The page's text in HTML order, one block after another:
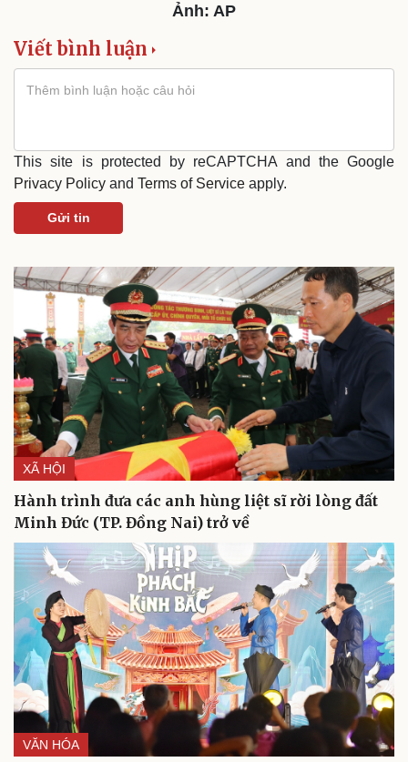
Sân khấu - Điện ảnh
Văn học
Âm nhạc
Di sản
Nghệ sĩ
Thời trang
Sao Việt
Du lịch
Tư vấn
Podcast
Câu chuyện thời sự
Ảnh: AP
Viết bình luận
This site is protected by reCAPTCHA and the Google
Privacy Policy and Terms of Service apply.
Gửi tin
XÃ HỘI
Hành trình đưa các anh hùng liệt sĩ rời lòng đất
Minh Đức (TP. Đồng Nai) trở về
VĂN HÓA